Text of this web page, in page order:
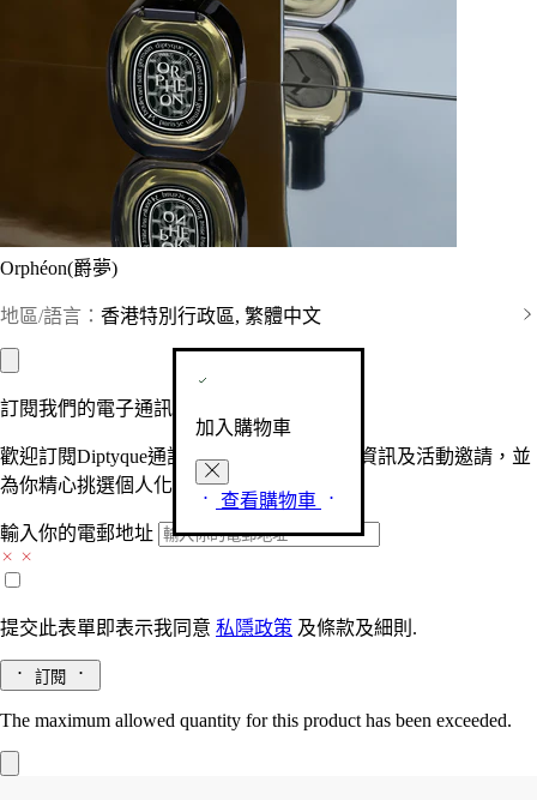
Orphéon(爵夢)
地區/語言： 香港特別行政區, 繁體中文
加入購物車
查看購物車
訂閱我們的電子通訊
歡迎訂閱Diptyque通訊，接收品牌最新產品資訊及活動邀請，並
為你精心挑選個人化的驚喜及禮物。
輸入你的電郵地址
提交此表單即表示我同意 私隱政策 及條款及細則.
訂閱
The maximum allowed quantity for this product has been exceeded.